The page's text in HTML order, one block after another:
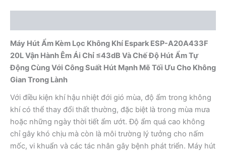
số
lượng
Máy Hút Ẩm Kèm Lọc Không Khí Espark ESP-A20A433F
20L Vận Hành Êm Ái Chỉ ≤43dB Và Chế Độ Hút Ẩm Tự
Động Cùng Với Công Suất Hút Mạnh Mẽ Tối Ưu Cho Không
Gian Trong Lành
Với điều kiện khí hậu nhiệt đới gió mùa, độ ẩm trong không
khí có thể thay đổi thất thường, đặc biệt là trong mùa mưa
hoặc những ngày thời tiết ẩm ướt. Độ ẩm quá cao không
chỉ gây khó chịu mà còn là môi trường lý tưởng cho nấm
mốc, vi khuẩn và các tác nhân gây bệnh phát triển. Máy hút